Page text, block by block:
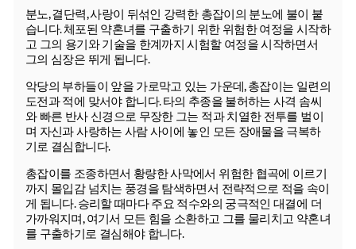
분노, 결단력, 사랑이 뒤섞인 강력한 총잡이의 분노에 불이 붙
습니다. 체포된 약혼녀를 구출하기 위한 위험한 여정을 시작하
고 그의 용기와 기술을 한계까지 시험할 여정을 시작하면서
그의 심장은 뛰게 됩니다.
악당의 부하들이 앞을 가로막고 있는 가운데, 총잡이는 일련의
도전과 적에 맞서야 합니다. 타의 추종을 불허하는 사격 솜씨
와 빠른 반사 신경으로 무장한 그는 적과 치열한 전투를 벌이
며 자신과 사랑하는 사람 사이에 놓인 모든 장애물을 극복하
기로 결심합니다.
총잡이를 조종하면서 황량한 사막에서 위험한 협곡에 이르기
까지 몰입감 넘치는 풍경을 탐색하면서 전략적으로 적을 속이
게 됩니다. 승리할 때마다 주요 적수와의 궁극적인 대결에 더
가까워지며, 여기서 모든 힘을 소환하고 그를 물리치고 약혼녀
를 구출하기로 결심해야 합니다.